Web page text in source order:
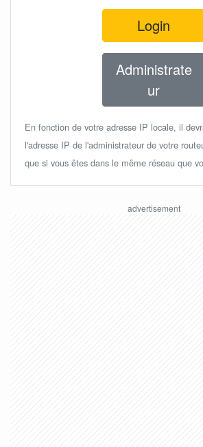
Login
Administrate
ur
En fonction de votre adresse IP locale, il
l'adresse IP de l'administrateur de votre
que si vous êtes dans le même réseau que